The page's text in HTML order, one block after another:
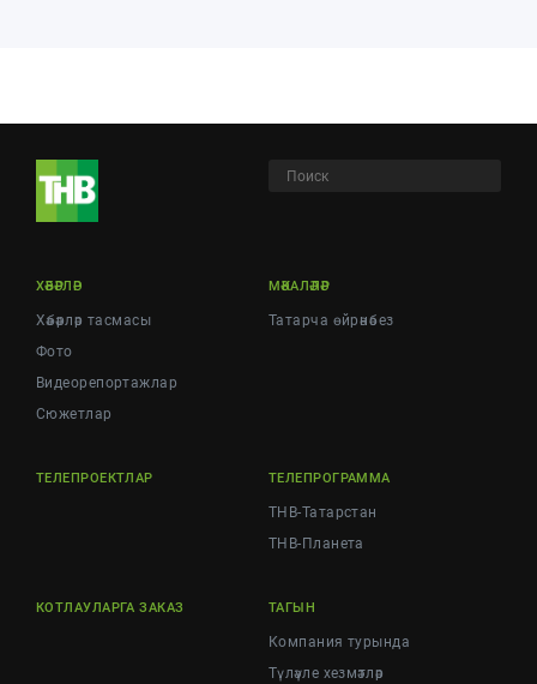
ХӘБӘРЛӘР
Хәбәрләр тасмасы
Фото
Видеорепортажлар
Cюжетлар
МӘКАЛӘЛӘР
Татарча өйрәнәбез
ТЕЛЕПРОЕКТЛАР ТЕЛЕПРОГРАММА
ТНВ-Татарстан
ТНВ-Планета
КОТЛАУЛАРГА ЗАКАЗ ТАГЫН
Компания турында
Түләүле хезмәтләр